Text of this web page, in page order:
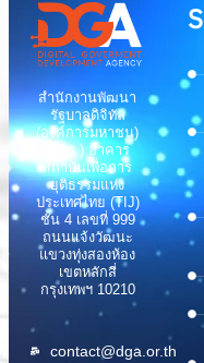
สำนักงานพัฒนา
รัฐบาลดิจิทัล
(องค์การมหาชน)
(สพร.) อาคาร
สถาบันเพื่อการ
ยุติธรรมแห่ง
ประเทศไทย (TIJ)
ชั้น 4 เลขที่ 999
ถนนแจ้งวัฒนะ
แขวงทุ่งสองห้อง
เขตหลักสี่
กรุงเทพฯ 10210
contact@dga.or.th